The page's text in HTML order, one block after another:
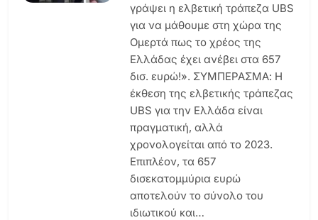
γράψει η ελβετική τράπεζα UBS
για να μάθουμε στη χώρα της
Ομερτά πως το χρέος της
Ελλάδας έχει ανέβει στα 657
δισ. ευρώ!». ΣΥΜΠΕΡΑΣΜΑ: Η
έκθεση της ελβετικής τράπεζας
UBS για την Ελλάδα είναι
πραγματική, αλλά
χρονολογείται από το 2023.
Επιπλέον, τα 657
δισεκατομμύρια ευρώ
αποτελούν το σύνολο του
ιδιωτικού και…